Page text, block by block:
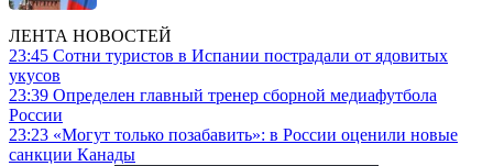
ЛЕНТА НОВОСТЕЙ
23:45 Сотни туристов в Испании пострадали от ядовитых
укусов
23:39 Определен главный тренер сборной медиафутбола
России
23:23 «Могут только позабавить»: в России оценили новые
санкции Канады